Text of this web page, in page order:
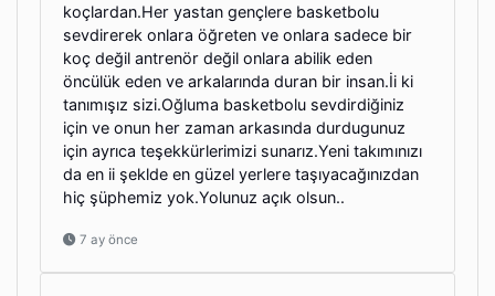
koçlardan.Her yastan gençlere basketbolu
sevdirerek onlara öğreten ve onlara sadece bir
koç değil antrenör değil onlara abilik eden
öncülük eden ve arkalarında duran bir insan.İi ki
tanımışız sizi.Oğluma basketbolu sevdirdiğiniz
için ve onun her zaman arkasında durdugunuz
için ayrıca teşekkürlerimizi sunarız.Yeni takımınızı
da en ii şeklde en güzel yerlere taşıyacağınızdan
hiç şüphemiz yok.Yolunuz açık olsun..
7 ay önce